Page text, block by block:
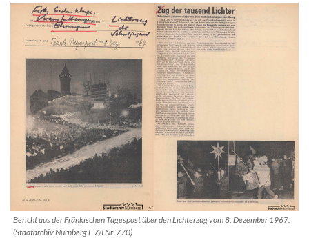
Bericht aus der Fränkischen Tagespost über den Lichterzug vom 8. Dezember 1967.
(Stadtarchiv Nürnberg F 7/I Nr. 770)